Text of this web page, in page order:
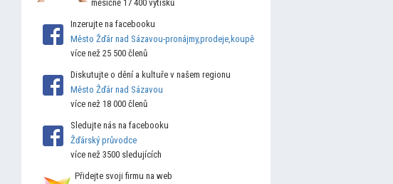
měsíčně 17 400 výtisků
Inzerujte na facebooku
Město Žďár nad Sázavou-pronájmy,prodeje,koupě
více než 25 500 členů
Diskutujte o dění a kultuře v našem regionu
Město Žďár nad Sázavou
více než 18 000 členů
Sledujte nás na facebooku
Žďárský průvodce
více než 3500 sledujících
Přidejte svoji firmu na web